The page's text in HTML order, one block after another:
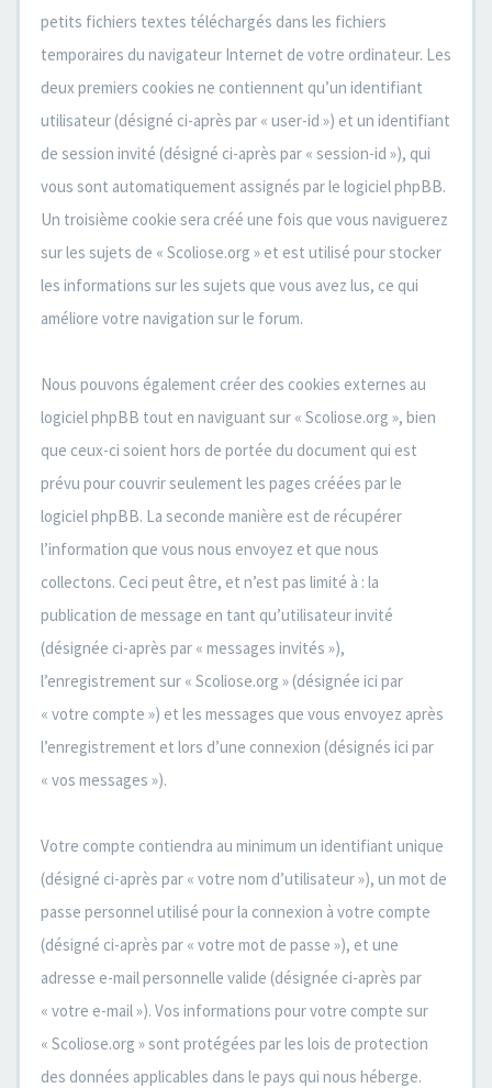
petits fichiers textes téléchargés dans les fichiers
temporaires du navigateur Internet de votre ordinateur. Les
deux premiers cookies ne contiennent qu’un identifiant
utilisateur (désigné ci-après par « user-id ») et un identifiant
de session invité (désigné ci-après par « session-id »), qui
vous sont automatiquement assignés par le logiciel phpBB.
Un troisième cookie sera créé une fois que vous naviguerez
sur les sujets de « Scoliose.org » et est utilisé pour stocker
les informations sur les sujets que vous avez lus, ce qui
améliore votre navigation sur le forum.
Nous pouvons également créer des cookies externes au
logiciel phpBB tout en naviguant sur « Scoliose.org », bien
que ceux-ci soient hors de portée du document qui est
prévu pour couvrir seulement les pages créées par le
logiciel phpBB. La seconde manière est de récupérer
l’information que vous nous envoyez et que nous
collectons. Ceci peut être, et n’est pas limité à : la
publication de message en tant qu’utilisateur invité
(désignée ci-après par « messages invités »),
l’enregistrement sur « Scoliose.org » (désignée ici par
« votre compte ») et les messages que vous envoyez après
l’enregistrement et lors d’une connexion (désignés ici par
« vos messages »).
Votre compte contiendra au minimum un identifiant unique
(désigné ci-après par « votre nom d’utilisateur »), un mot de
passe personnel utilisé pour la connexion à votre compte
(désigné ci-après par « votre mot de passe »), et une
adresse e-mail personnelle valide (désignée ci-après par
« votre e-mail »). Vos informations pour votre compte sur
« Scoliose.org » sont protégées par les lois de protection
des données applicables dans le pays qui nous héberge.